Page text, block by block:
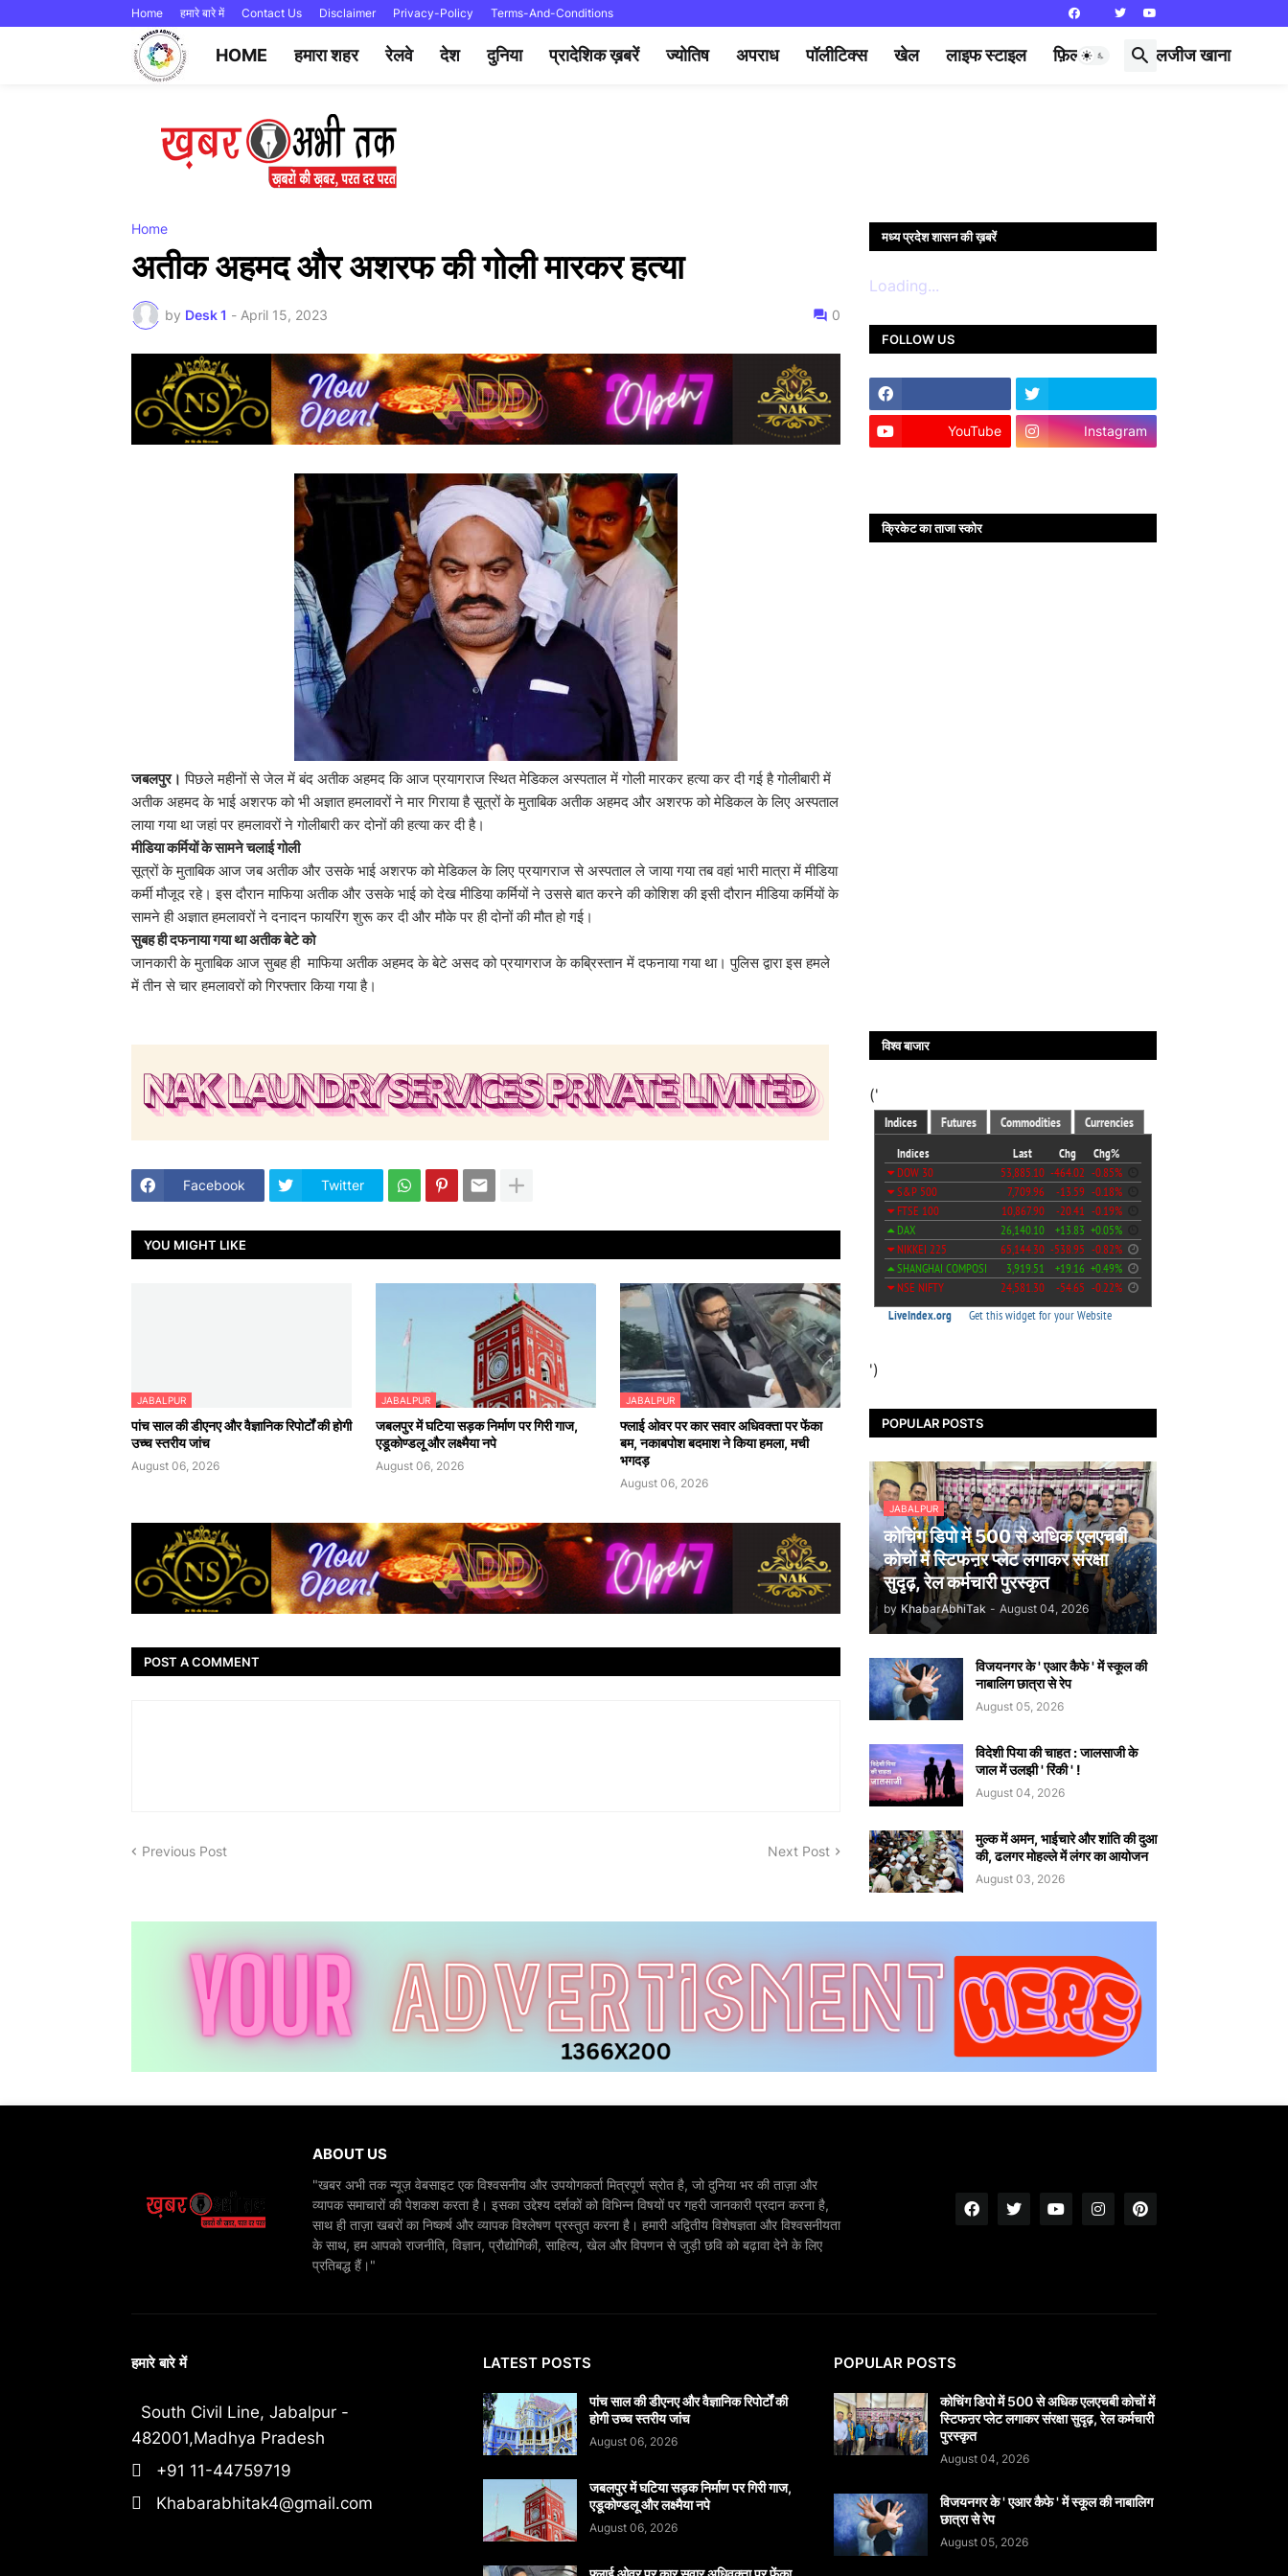
Home हमारे बारे में Contact Us Disclaimer Privacy-Policy Terms-And-Conditions
HOME हमारा शहर रेलवे देश दुनिया प्रादेशिक ख़बरें ज्योतिष अपराध पॉलीटिक्स खेल लाइफ स्टाइल फ़िल्मी दुनिया लजीज खाना
Home
अतीक अहमद और अशरफ की गोली मारकर हत्या
by Desk 1 - April 15, 2023 0
जबलपुर। पिछले महीनों से जेल में बंद अतीक अहमद कि आज प्रयागराज स्थित मेडिकल अस्पताल में गोली मारकर हत्या कर दी गई है गोलीबारी में
अतीक अहमद के भाई अशरफ को भी अज्ञात हमलावरों ने मार गिराया है सूत्रों के मुताबिक अतीक अहमद और अशरफ को मेडिकल के लिए अस्पताल
लाया गया था जहां पर हमलावरों ने गोलीबारी कर दोनों की हत्या कर दी है।
मीडिया कर्मियों के सामने चलाई गोली
सूत्रों के मुताबिक आज जब अतीक और उसके भाई अशरफ को मेडिकल के लिए प्रयागराज से अस्पताल ले जाया गया तब वहां भारी मात्रा में मीडिया
कर्मी मौजूद रहे। इस दौरान माफिया अतीक और उसके भाई को देख मीडिया कर्मियों ने उससे बात करने की कोशिश की इसी दौरान मीडिया कर्मियों के
सामने ही अज्ञात हमलावरों ने दनादन फायरिंग शुरू कर दी और मौके पर ही दोनों की मौत हो गई।
सुबह ही दफनाया गया था अतीक बेटे को
जानकारी के मुताबिक आज सुबह ही माफिया अतीक अहमद के बेटे असद को प्रयागराज के कब्रिस्तान में दफनाया गया था। पुलिस द्वारा इस हमले
में तीन से चार हमलावरों को गिरफ्तार किया गया है।
Facebook Twitter
YOU MIGHT LIKE
JABALPUR
पांच साल की डीएनए और वैज्ञानिक रिपोर्टों की होगी
उच्च स्तरीय जांच
August 06, 2026
JABALPUR
जबलपुर में घटिया सड़क निर्माण पर गिरी गाज,
एडूकोण्डलू और लक्ष्मैया नपे
August 06, 2026
JABALPUR
फ्लाई ओवर पर कार सवार अधिवक्ता पर फेंका
बम, नकाबपोश बदमाश ने किया हमला, मची
भगदड़
August 06, 2026
POST A COMMENT
Previous Post Next Post
मध्य प्रदेश शासन की ख़बरें
Loading...
FOLLOW US
YouTube Instagram
क्रिकेट का ताजा स्कोर
विश्व बाजार
('
')
POPULAR POSTS
JABALPUR
कोचिंग डिपो में 500 से अधिक एलएचबी
कोचों में स्टिफऩर प्लेट लगाकर संरक्षा
सुदृढ़, रेल कर्मचारी पुरस्कृत
by KhabarAbhiTak - August 04, 2026
विजयनगर के ' एआर कैफे ' में स्कूल की
नाबालिग छात्रा से रेप
August 05, 2026
विदेशी पिया की चाहत : जालसाजी के
जाल में उलझी ' रिंकी ' !
August 04, 2026
मुल्क में अमन, भाईचारे और शांति की दुआ
की, ढलगर मोहल्ले में लंगर का आयोजन
August 03, 2026
ABOUT US
"खबर अभी तक न्यूज़ वेबसाइट एक विश्वसनीय और उपयोगकर्ता मित्रपूर्ण स्रोत है, जो दुनिया भर की ताज़ा और
व्यापक समाचारों की पेशकश करता है। इसका उद्देश्य दर्शकों को विभिन्न विषयों पर गहरी जानकारी प्रदान करना है,
साथ ही ताज़ा खबरों का निष्कर्ष और व्यापक विश्लेषण प्रस्तुत करना है। हमारी अद्वितीय विशेषज्ञता और विश्वसनीयता
के साथ, हम आपको राजनीति, विज्ञान, प्रौद्योगिकी, साहित्य, खेल और विपणन से जुड़ी छवि को बढ़ावा देने के लिए
प्रतिबद्ध हैं।"
हमारे बारे में
South Civil Line, Jabalpur -
482001,Madhya Pradesh
+91 11-44759719
Khabarabhitak4@gmail.com
LATEST POSTS
पांच साल की डीएनए और वैज्ञानिक रिपोर्टों की
होगी उच्च स्तरीय जांच
August 06, 2026
जबलपुर में घटिया सड़क निर्माण पर गिरी गाज,
एडूकोण्डलू और लक्ष्मैया नपे
August 06, 2026
POPULAR POSTS
कोचिंग डिपो में 500 से अधिक एलएचबी कोचों में
स्टिफऩर प्लेट लगाकर संरक्षा सुदृढ़, रेल कर्मचारी
पुरस्कृत
August 04, 2026
विजयनगर के ' एआर कैफे ' में स्कूल की नाबालिग
छात्रा से रेप
August 05, 2026